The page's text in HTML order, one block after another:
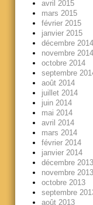
avril 2015
mars 2015
février 2015
janvier 2015
décembre 2014
novembre 2014
octobre 2014
septembre
août 2014
juillet 2014
juin 2014
mai 2014
avril 2014
mars 2014
février 2014
janvier 2014
décembre 2013
novembre 2013
octobre 2013
septembre
août 2013